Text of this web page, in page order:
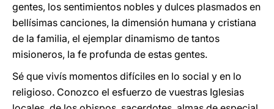
gentes, los sentimientos nobles y dulces plasmados en
bellísimas canciones, la dimensión humana y cristiana
de la familia, el ejemplar dinamismo de tantos
misioneros, la fe profunda de estas gentes.
Sé que vivís momentos difíciles en lo social y en lo
religioso. Conozco el esfuerzo de vuestras Iglesias